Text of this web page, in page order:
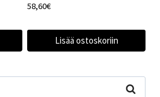
58,60€
Lisää ostoskoriin
Haku